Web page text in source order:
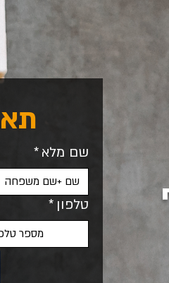
שם מלא*
טלפון *